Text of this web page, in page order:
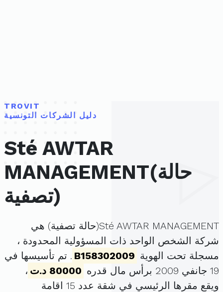
TROVIT
دليل الشركات التونسية
Sté AWTAR
MANAGEMENT(حالة
تصفية)
Sté AWTAR MANAGEMENT(حالة تصفية) هي
شركة الشخص الواحد ذات المسؤولية المحدودة ،
مسجلة تحت الهوية B158302009 . تم تأسيسها في
19 جانفي 2009 برأس مال قدره
80000 د.ت
،
ويقع مقرها الرئيسي في شقة عدد 15 اقامة